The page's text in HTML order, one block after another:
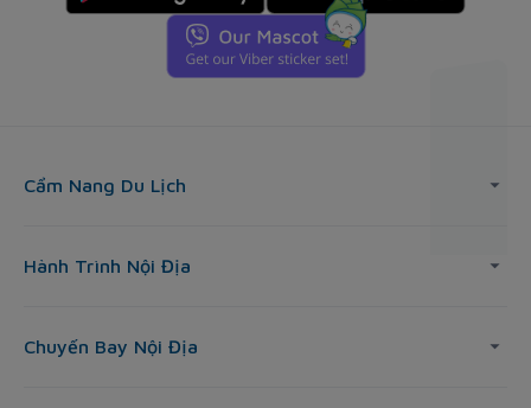
Cẩm Nang Du Lịch
Hành Trình Nội Địa
Chuyến Bay Nội Địa